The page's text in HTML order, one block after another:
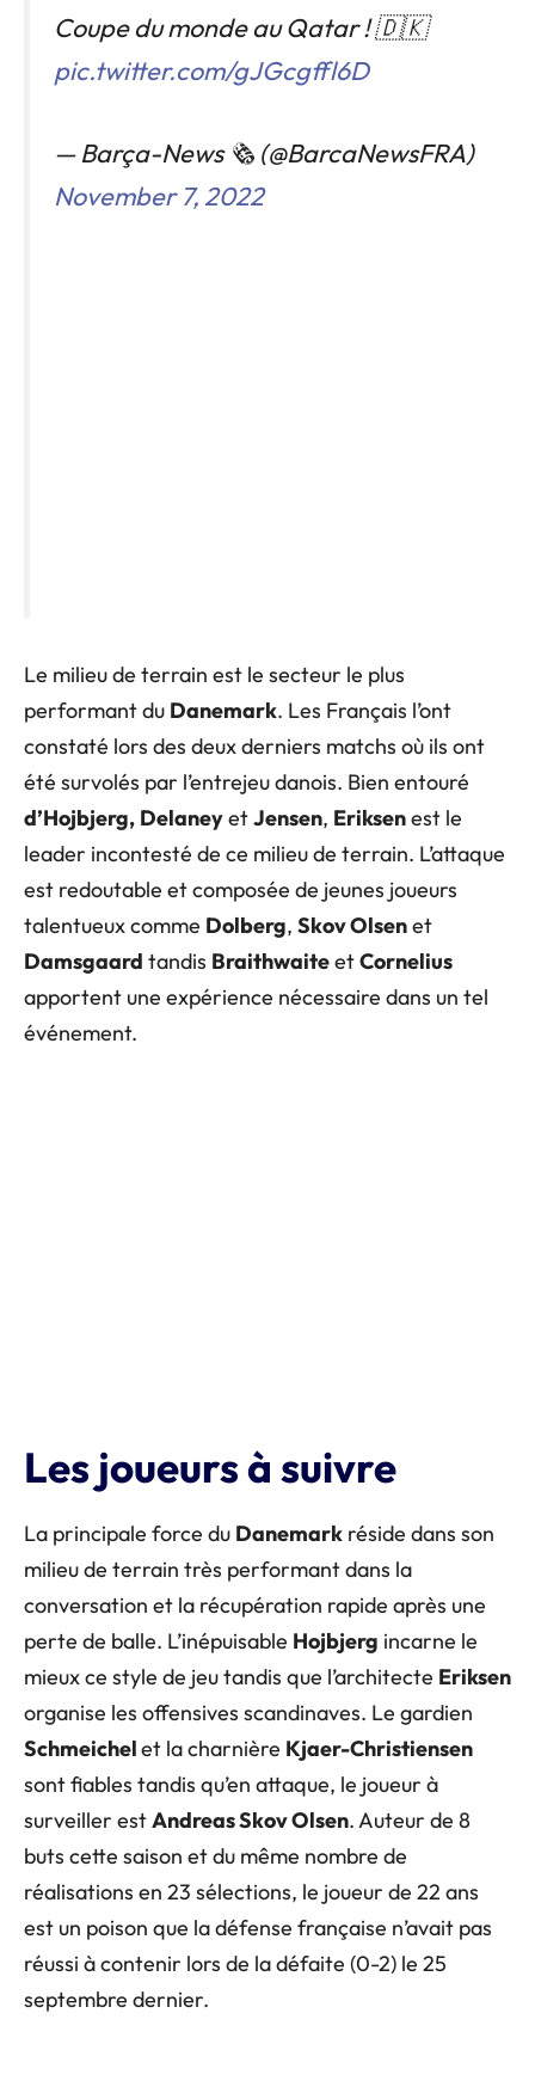
Coupe du monde au Qatar ! 🇩🇰
pic.twitter.com/gJGcgffl6D
— Barça-News 🗞️ (@BarcaNewsFRA)
November 7, 2022
Le milieu de terrain est le secteur le plus
performant du Danemark. Les Français l’ont
constaté lors des deux derniers matchs où ils ont
été survolés par l’entrejeu danois. Bien entouré
d’Hojbjerg, DelaneyetJensen, Eriksenest le
leader incontesté de ce milieu de terrain. L’attaque
est redoutable et composée de jeunes joueurs
talentueux comme Dolberg, Skov Olsenet
Damsgaard tandis BraithwaiteetCornelius
apportent une expérience nécessaire dans un tel
événement.
Les joueurs à suivre
La principale force du Danemark réside dans son
milieu de terrain très performant dans la
conversation et la récupération rapide après une
perte de balle. L’inépuisable Hojbjerg incarne le
mieux ce style de jeu tandis que l’architecte Eriksen
organise les offensives scandinaves. Le gardien
Schmeichelet la charnière Kjaer-Christiensen
sont fiables tandis qu’en attaque, le joueur à
surveiller estAndreas Skov Olsen. Auteur de 8
buts cette saison et du même nombre de
réalisations en 23 sélections, le joueur de 22 ans
est un poison que la défense française n’avait pas
réussi à contenir lors de la défaite (0-2) le 25
septembre dernier.